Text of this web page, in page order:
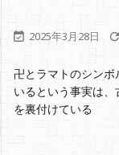
 2025年3月28日 
卍とラマトのシン
いるという事実は
を裏付けている